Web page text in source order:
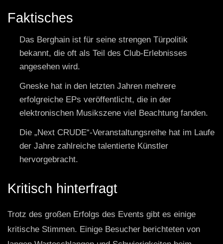
Faktisches
Das Berghain ist für seine strengen Türpolitik
bekannt, die oft als Teil des Club-Erlebnisses
angesehen wird.
Gneske hat in den letzten Jahren mehrere
erfolgreiche EPs veröffentlicht, die in der
elektronischen Musikszene viel Beachtung fanden.
Die „Next CRUDE“-Veranstaltungsreihe hat im Laufe
der Jahre zahlreiche talentierte Künstler
hervorgebracht.
Kritisch hinterfragt
Trotz des großen Erfolgs des Events gibt es einige
kritische Stimmen. Einige Besucher berichteten von